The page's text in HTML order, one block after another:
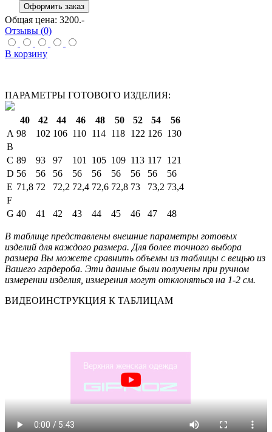
Общая цена: 3200.-
Отзывы (0)
В корзину
ПАРАМЕТРЫ ГОТОВОГО ИЗДЕЛИЯ:
40 42 44 46 48 50 52 54
56
A 98 102 106 110 114 118 122 126 130
B
C 89 93 97 101 105 109 113 117 121
D 56 56 56 56 56 56 56 56
56
E 71,8 72 72,2 72,4 72,6 72,8 73 73,2 73,4
F
G 40 41 42 43 44 45 46 47 48
В таблице представлены внешние параметры готовых
изделий для каждого размера. Для более точного выбора
размера Вы можете сравнить объемы из таблицы с вещью из
Вашего гардероба. Эти данные были получены при ручном
измерении изделия, измерения могут отклоняться на 1-2 см.
ВИДЕОИНСТРУКЦИЯ К ТАБЛИЦАМ